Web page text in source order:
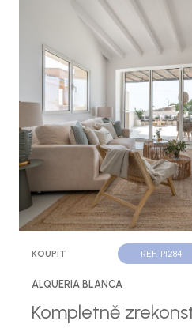
KOUPIT REF. P1284
ALQUERIA BLANCA
Kompletně